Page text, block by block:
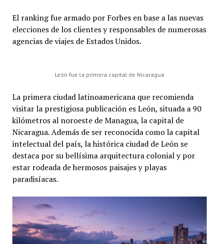
El ranking fue armado por Forbes en base a las nuevas
elecciones de los clientes y responsables de numerosas
agencias de viajes de Estados Unidos.
León fue la primera capital de Nicaragua
La primera ciudad latinoamericana que recomienda
visitar la prestigiosa publicación es León, situada a 90
kilómetros al noroeste de Managua, la capital de
Nicaragua. Además de ser reconocida como la capital
intelectual del país, la histórica ciudad de León se
destaca por su bellísima arquitectura colonial y por
estar rodeada de hermosos paisajes y playas
paradisíacas.